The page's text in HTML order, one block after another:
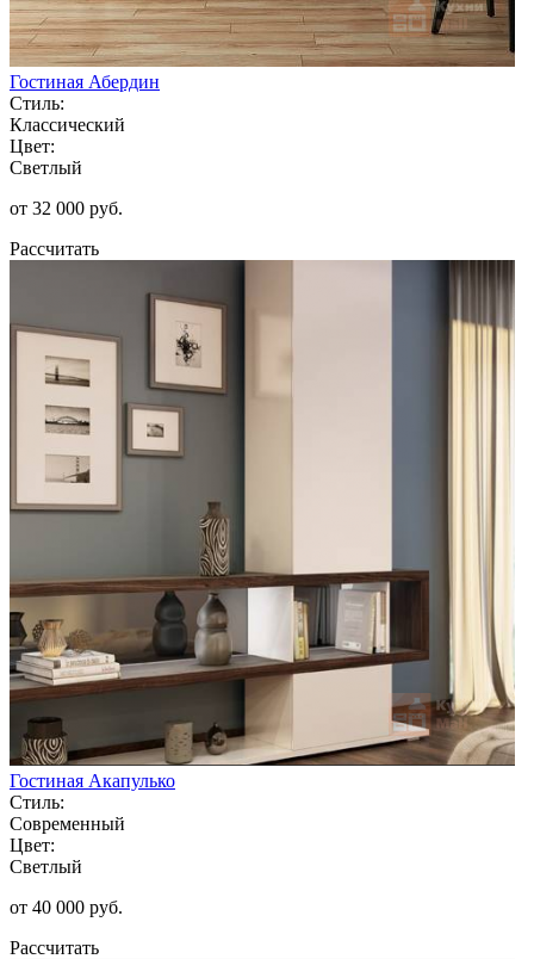
Гостиная Абердин
Стиль:
Классический
Цвет:
Светлый
от 32 000 руб.
Рассчитать
Гостиная Акапулько
Стиль:
Современный
Цвет:
Светлый
от 40 000 руб.
Рассчитать